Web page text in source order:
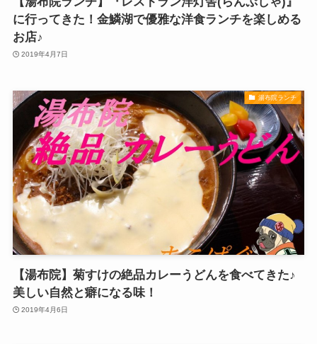
に行ってきた！金鱗湖で優雅な洋食ランチを楽しめる
お店♪
2019年4月7日
湯布院ランチ
【湯布院】菊すけの絶品カレーうどんを食べてきた♪
美しい自然と癖になる味！
2019年4月6日